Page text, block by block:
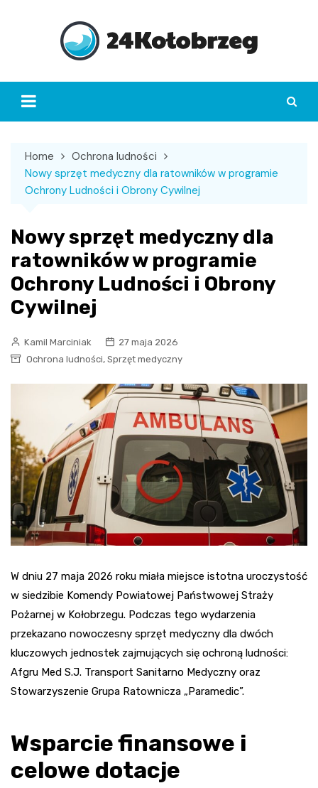
Home
Ochrona ludności
Nowy sprzęt medyczny dla ratowników w programie
Ochrony Ludności i Obrony Cywilnej
Nowy sprzęt medyczny dla
ratowników w programie
Ochrony Ludności i Obrony
Cywilnej
Kamil Marciniak
27 maja 2026
Ochrona ludności, Sprzęt medyczny
W dniu 27 maja 2026 roku miała miejsce istotna uroczystość
w siedzibie Komendy Powiatowej Państwowej Straży
Pożarnej w Kołobrzegu. Podczas tego wydarzenia
przekazano nowoczesny sprzęt medyczny dla dwóch
kluczowych jednostek zajmujących się ochroną ludności:
Afgru Med S.J. Transport Sanitarno Medyczny oraz
Stowarzyszenie Grupa Ratownicza „Paramedic”.
Wsparcie finansowe i
celowe dotacje